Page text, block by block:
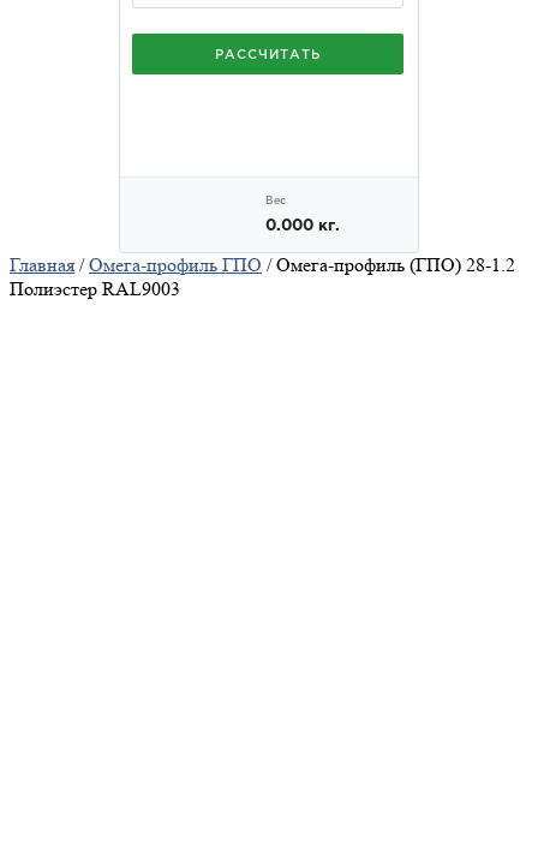
Главная /Омега-профиль ГПО / Омега-профиль (ГПО) 28-1.2
Полиэстер RAL9003